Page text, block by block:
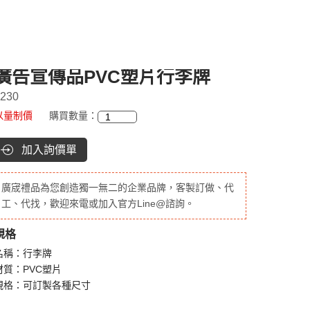
告宣傳品PVC塑片行李牌
量制價 購買數量：
加入詢價單
廣宬禮品為您創造獨一無二的企業品牌，客製訂做、代
工、代找，歡迎來電或加入官方Line@諮詢。
格
稱：行李牌
質：PVC塑片
格：可訂製各種尺寸